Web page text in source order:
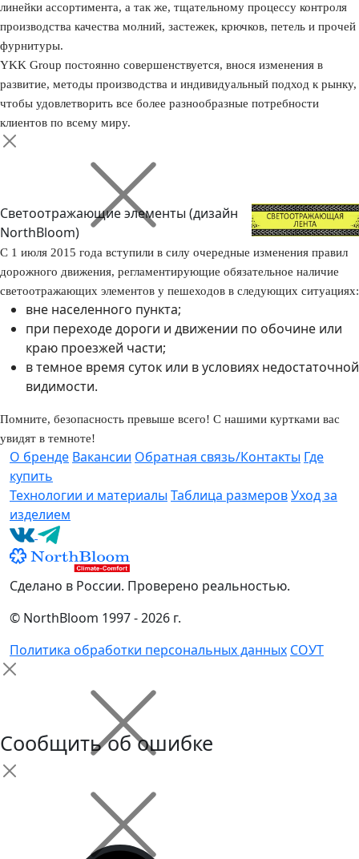
линейки ассортимента, а так же, тщательному процессу контроля
производства качества молний, застежек, крючков, петель и прочей
фурнитуры.
YKK Group постоянно совершенствуется, внося изменения в
развитие, методы производства и индивидуальный подход к рынку,
чтобы удовлетворить все более разнообразные потребности
клиентов по всему миру.
Светоотражающие элементы (дизайн
NorthBloom)
С 1 июля 2015 года вступили в силу очередные изменения правил
дорожного движения, регламентирующие обязательное наличие
светоотражающих элементов у пешеходов в следующих ситуациях:
вне населенного пункта;
при переходе дороги и движении по обочине или
краю проезжей части;
в темное время суток или в условиях недостаточной
видимости.
Помните, безопасность превыше всего! С нашими куртками вас
увидят в темноте!
О бренде Вакансии Обратная связь/Контакты Где
купить
Технологии и материалы Таблица размеровУход за
изделием
Сделано в России. Проверено реальностью.
© NorthBloom 1997 - 2026 г.
Политика обработки персональных данных СОУТ
Сообщить об ошибке